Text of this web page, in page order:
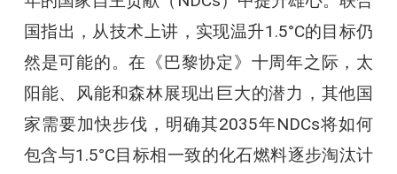
国指出，从技术上讲，实现温升1.5°C的目标仍
然是可能的。在《巴黎协定》十周年之际，太
阳能、风能和森林展现出巨大的潜力，其他国
家需要加快步伐，明确其2035年NDCs将如何
包含与1.5°C目标相一致的化石燃料逐步淘汰计